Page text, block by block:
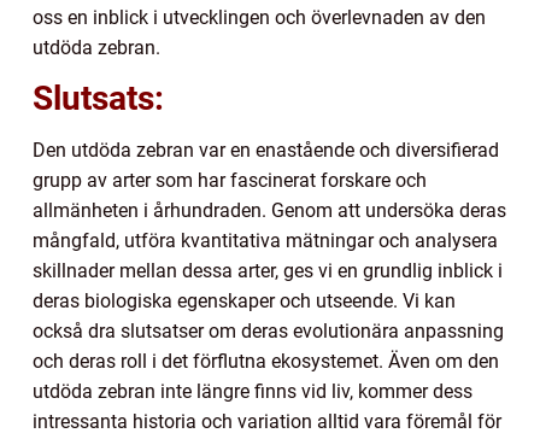
oss en inblick i utvecklingen och överlevnaden av den
utdöda zebran.
Slutsats:
Den utdöda zebran var en enastående och diversifierad
grupp av arter som har fascinerat forskare och
allmänheten i århundraden. Genom att undersöka deras
mångfald, utföra kvantitativa mätningar och analysera
skillnader mellan dessa arter, ges vi en grundlig inblick i
deras biologiska egenskaper och utseende. Vi kan
också dra slutsatser om deras evolutionära anpassning
och deras roll i det förflutna ekosystemet. Även om den
utdöda zebran inte längre finns vid liv, kommer dess
intressanta historia och variation alltid vara föremål för